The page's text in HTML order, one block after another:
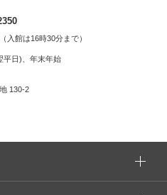
入館は16時30分まで）
平日)、年末年始
130-2